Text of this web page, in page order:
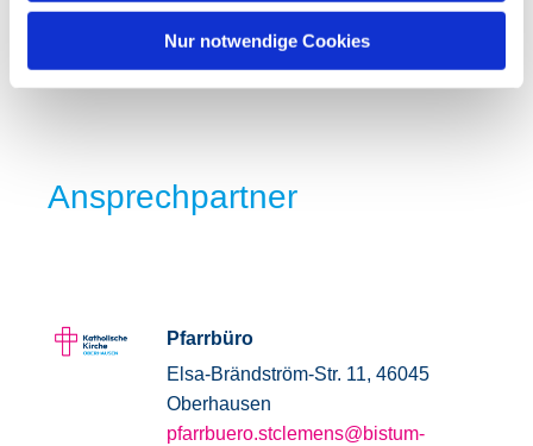
Nur notwendige Cookies
Osterfeld
Ansprechpartner
Pfarrbüro
Elsa-Brändström-Str. 11, 46045
Oberhausen
pfarrbuero.stclemens@bistum-